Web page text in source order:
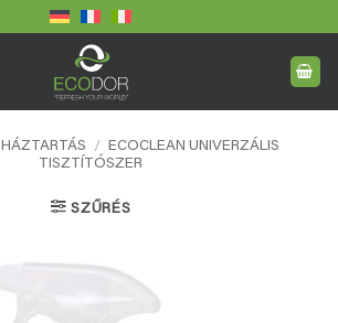
HÁZTARTÁS / ECOCLEAN UNIVERZÁLIS
TISZTÍTÓSZER
SZŰRÉS